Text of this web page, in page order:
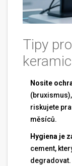
Tipy
Nosite
riskujete
měsíců.
Hygiena je
cement,
degradovat.